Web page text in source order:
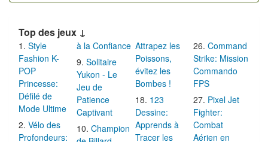
Top des jeux ↓
Style
Fashion K-
POP
Princesse:
Défilé de
Mode Ultime
Vélo des
Profondeurs:
à la Confiance
Solitaire
Yukon - Le
Jeu de
Patience
Captivant
Champion
Attrapez les
Poissons,
évitez les
Bombes !
123
Dessine:
Apprends à
Tracer les
Command
Strike: Mission
Commando
FPS
Pixel Jet
Fighter:
Combat
Aérien en